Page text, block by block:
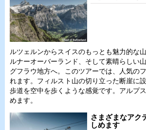
ルツェルンからスイスのもっとも魅力的な
ルナーオーバーランド、そして素晴らしい
グフラウ地方へ。このツアーでは、人気の
れます。フィルスト山の切り立った断崖に
歩道を空中を歩くような感覚です。アルプ
めます。
さまざまなアク
しめます